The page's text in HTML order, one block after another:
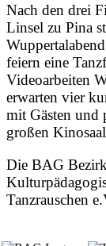
Nach den drei
Linsel zu Pina
feiern eine
Videoarbeiten
erwarten vier
mit Gästen und
großen
Die BAG
Tanzrauschen